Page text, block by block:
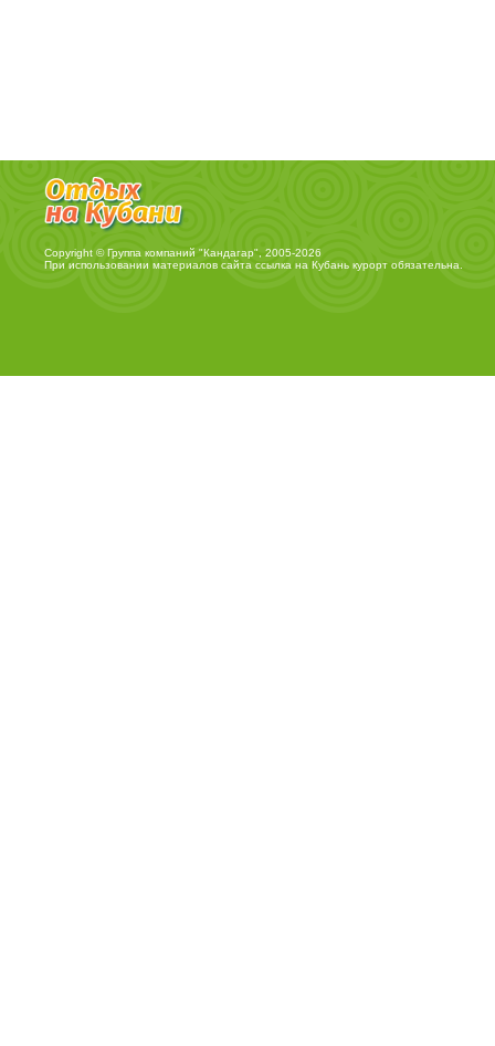
Copyright © Группа компаний "Кандагар", 2005-2026
При использовании материалов сайта ссылка на Кубань курортобязательна.